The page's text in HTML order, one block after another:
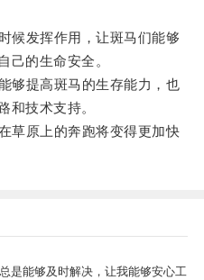
发挥作用，让斑马们能够
己的生命安全。
提高斑马的生存能力，也
和技术支持。
原上的奔跑将变得更加快
是能够及时解决，让我能够安心工